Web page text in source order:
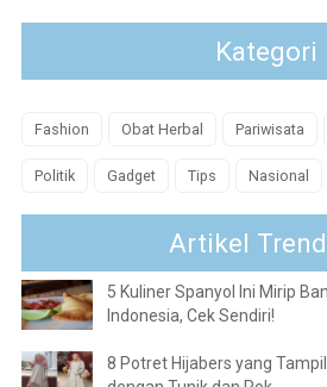
Kategori
Fashion Obat Herbal Pariwisata
Politik Gadget Tips Nasional
Artikel
5 Kuliner Spanyol Ini Mirip
Indonesia, Cek Sendiri!
8 Potret Hijabers yang